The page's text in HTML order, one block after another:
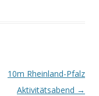
10m Rheinland-Pfalz
Aktivitätsabend →